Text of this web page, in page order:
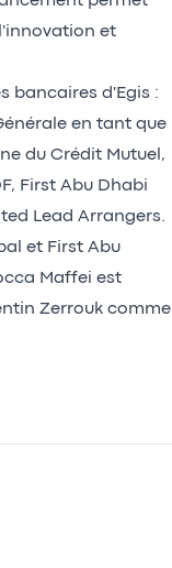
et
bancaires d'Egis :
en tant que
du Crédit Mutuel,
First Abu Dhabi
Lead Arrangers.
et First Abu
Maffei est
Zerrouk comme